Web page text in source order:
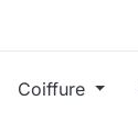
Coiffure